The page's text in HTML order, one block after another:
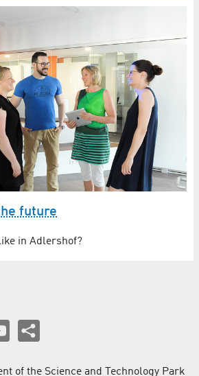
future
in Adlershof?
of the Science and Technology Park